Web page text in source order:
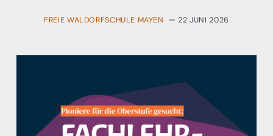
FREIE WALDORFSCHULE MAYEN 22 JUNI 2026